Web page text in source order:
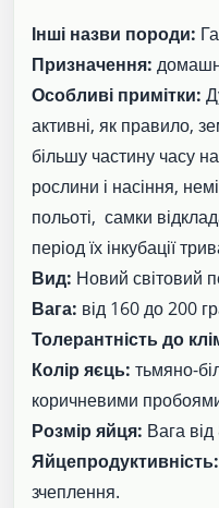
Інші назви породи:
Призначення:
Особливі примітки:
активні, як правило,
більшу частину часу
рослини і насіння,
польоті, самки
період їх інкубації
Вид: Новий світовий
Вага: від 160 до 200
Толерантність до
Колір яєць: тьмяно-
коричневими
Розмір яйця: Вага
Яйцепродуктивність:
зчеплення.